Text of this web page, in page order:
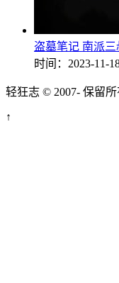
盗墓笔记 南派
时间：2023-11-
轻狂志 © 2007- 保留所
↑